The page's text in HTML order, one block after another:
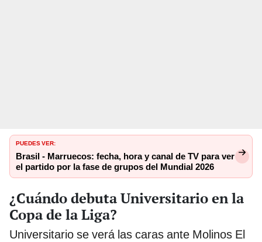
PUEDES VER:
Brasil - Marruecos: fecha, hora y canal de TV para ver
el partido por la fase de grupos del Mundial 2026
¿Cuándo debuta Universitario en la
Copa de la Liga?
Universitario se verá las caras ante Molinos El